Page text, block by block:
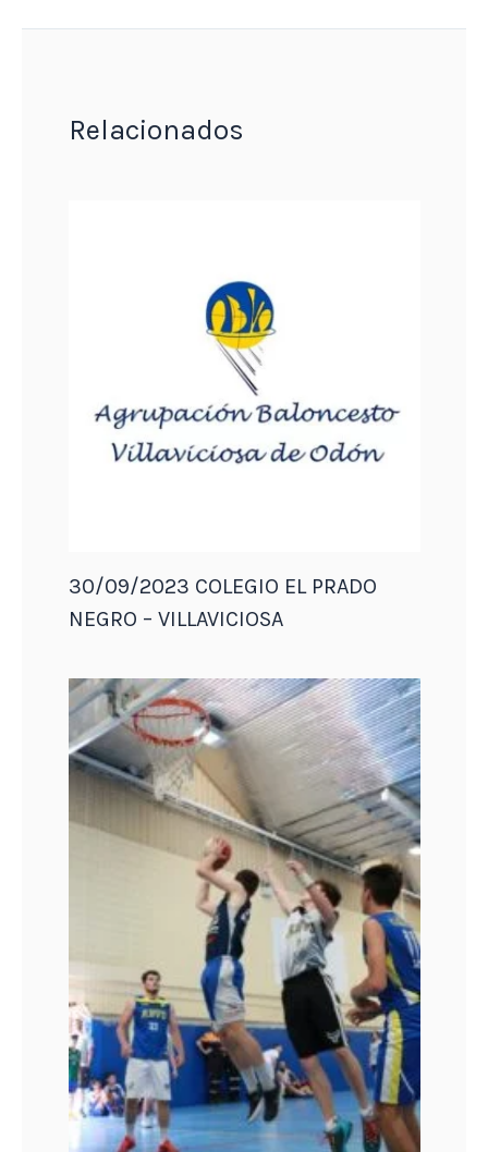
Relacionados
30/09/2023 COLEGIO EL PRADO
NEGRO – VILLAVICIOSA